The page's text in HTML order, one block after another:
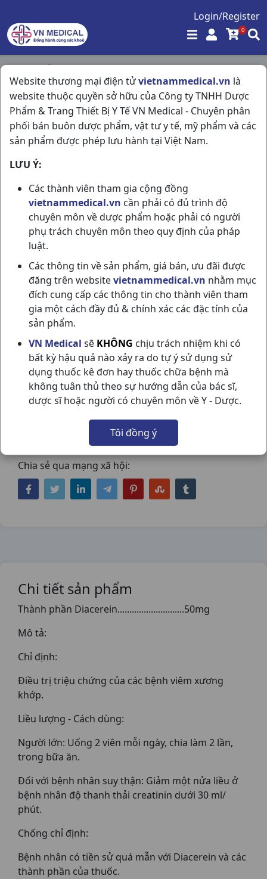
Login/Register
0
Website thương mại điện tửvietnammedical.vn là
website thuộc quyền sở hữu của Công ty TNHH Dược
Phẩm & Trang Thiết Bị Y Tế VN Medical - Chuyên phân
phối bán buôn dược phẩm, vật tư y tế, mỹ phẩm và các
sản phẩm được phép lưu hành tại Việt Nam.
LƯU Ý:
Các thành viên tham gia cộng đồng
vietnammedical.vn cần phải có đủ trình độ
chuyên môn về dược phẩm hoặc phải có người
phụ trách chuyên môn theo quy định của pháp
luật.
Các thông tin về sản phẩm, giá bán, ưu đãi được
đăng trên websitevietnammedical.vn nhằm mục
đích cung cấp các thông tin cho thành viên tham
gia một cách đầy đủ & chính xác các đặc tính của
sản phẩm.
VN Medical sẽ KHÔNG chịu trách nhiệm khi có
bất kỳ hậu quả nào xảy ra do tự ý sử dụng sử
dụng thuốc kê đơn hay thuốc chữa bệnh mà
không tuân thủ theo sự hướng dẫn của bác sĩ,
dược sĩ hoặc người có chuyên môn về Y - Dược.
Tôi đồng ý
Trang chủ /
Giảm Đau - Kháng Viêm - Giãn Cơ - Xương Khớp - Gout
/ Artrodar 50mg H3vi10vna Argentina
ARTRODAR 50MG H3VI10VNA
ARGENTINA
NSX:Argentina
Giảm Đau - Kháng Viêm - Giãn
Cơ - Xương Khớp - Gout,
Chia sẻ qua mạng xã hội:
Chi tiết sản phẩm
Thành phần Diacerein............................50mg
Mô tả:
Chỉ định:
Điều trị triệu chứng của các bệnh viêm xương
khớp.
Liều lượng - Cách dùng:
Người lớn: Uống 2 viên mỗi ngày, chia làm 2 lần,
trong bữa ăn.
Đối với bệnh nhân suy thận: Giảm một nửa liều ở
bệnh nhân độ thanh thải creatinin dưới 30 ml/
phút.
Chống chỉ định:
Bệnh nhân có tiền sử quá mẫn với Diacerein và các
thành phần của thuốc.